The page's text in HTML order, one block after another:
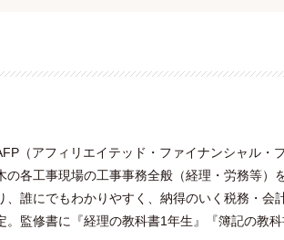
（アフィリエイテッド・ファイナンシャル・
各工事現場の工事事務全般（経理・労務等）
誰にでもわかりやすく、納得のいく税務・会
監修書に『経理の教科書1年生』『簿記の教